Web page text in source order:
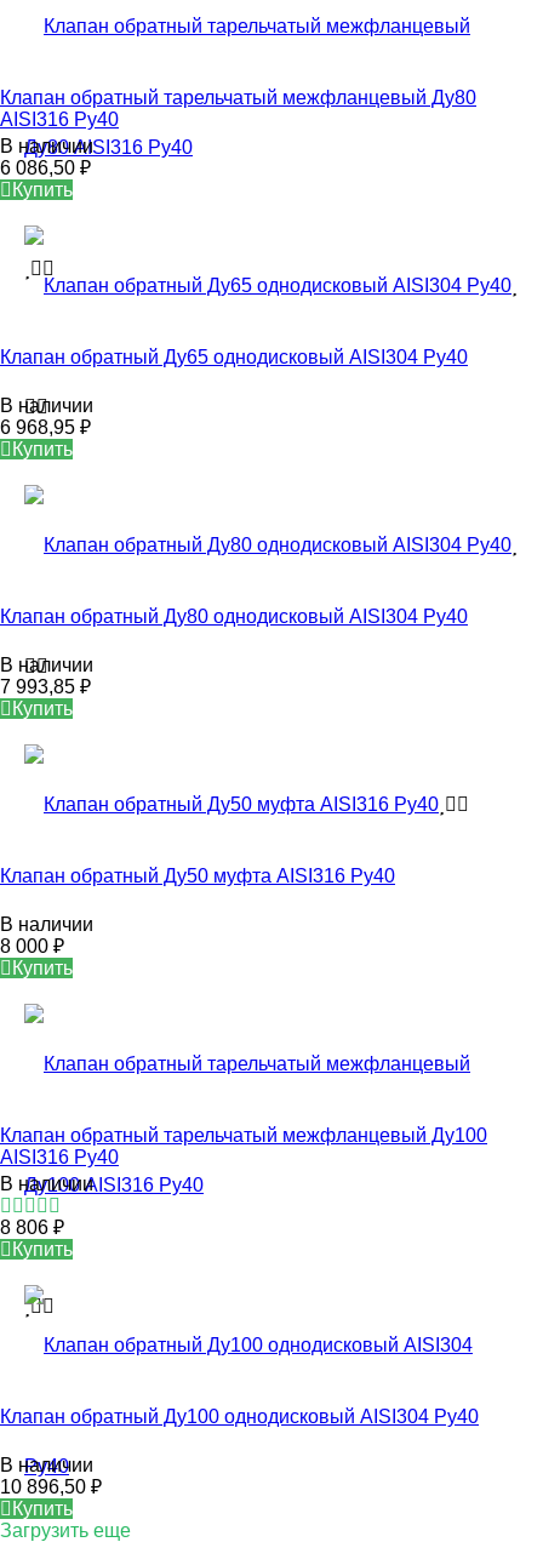
Клапан обратный тарельчатый межфланцевый Ду80
AISI316 Ру40
В наличии
6 086,50 ₽
Купить
Клапан обратный Ду65 однодисковый AISI304 Ру40
В наличии
6 968,95 ₽
Купить
Клапан обратный Ду80 однодисковый AISI304 Ру40
В наличии
7 993,85 ₽
Купить
Клапан обратный Ду50 муфта AISI316 Ру40
В наличии
8 000 ₽
Купить
Клапан обратный тарельчатый межфланцевый Ду100
AISI316 Ру40
В наличии
8 806 ₽
Купить
Клапан обратный Ду100 однодисковый AISI304 Ру40
В наличии
10 896,50 ₽
Купить
Загрузить еще